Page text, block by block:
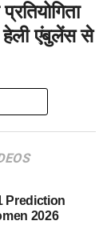
हेली एंबुलेंस से
Prediction
2026